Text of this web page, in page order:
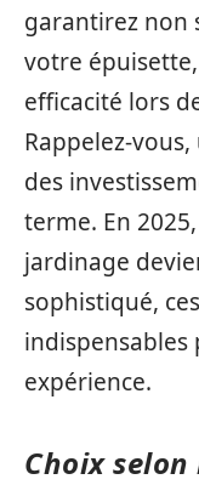
garantirez non
votre
efficacité lors
Rappelez-
des
terme. En
jardinage
sophistiqué,
expérience.
Choix